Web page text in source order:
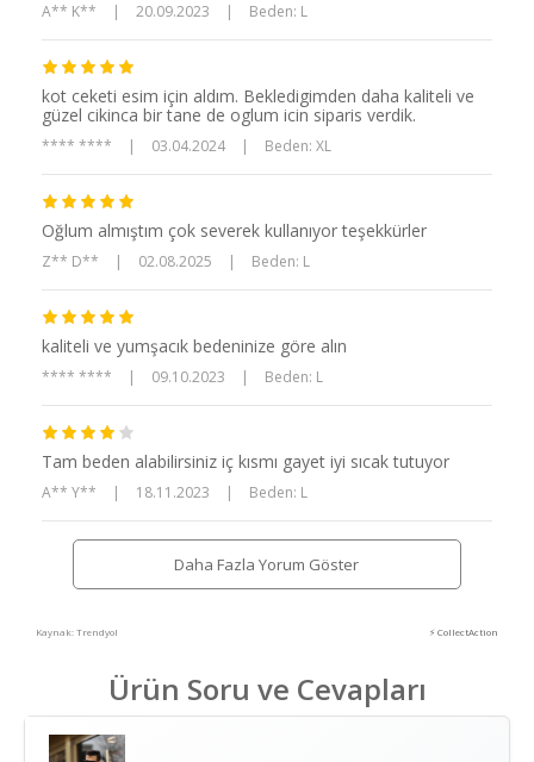
A** K** | 20.09.2023 | Beden: L
kot ceketi esim için aldım. Bekledigimden daha kaliteli ve
güzel cikinca bir tane de oglum icin siparis verdik.
**** **** | 03.04.2024 | Beden: XL
Oğlum almıştım çok severek kullanıyor teşekkürler
Z** D** | 02.08.2025 | Beden: L
kaliteli ve yumşacık bedeninize göre alın
**** **** | 09.10.2023 | Beden: L
Tam beden alabilirsiniz iç kısmı gayet iyi sıcak tutuyor
A** Y** | 18.11.2023 | Beden: L
Daha Fazla Yorum Göster
Kaynak: Trendyol ⚡ CollectAction
Ürün Soru ve Cevapları